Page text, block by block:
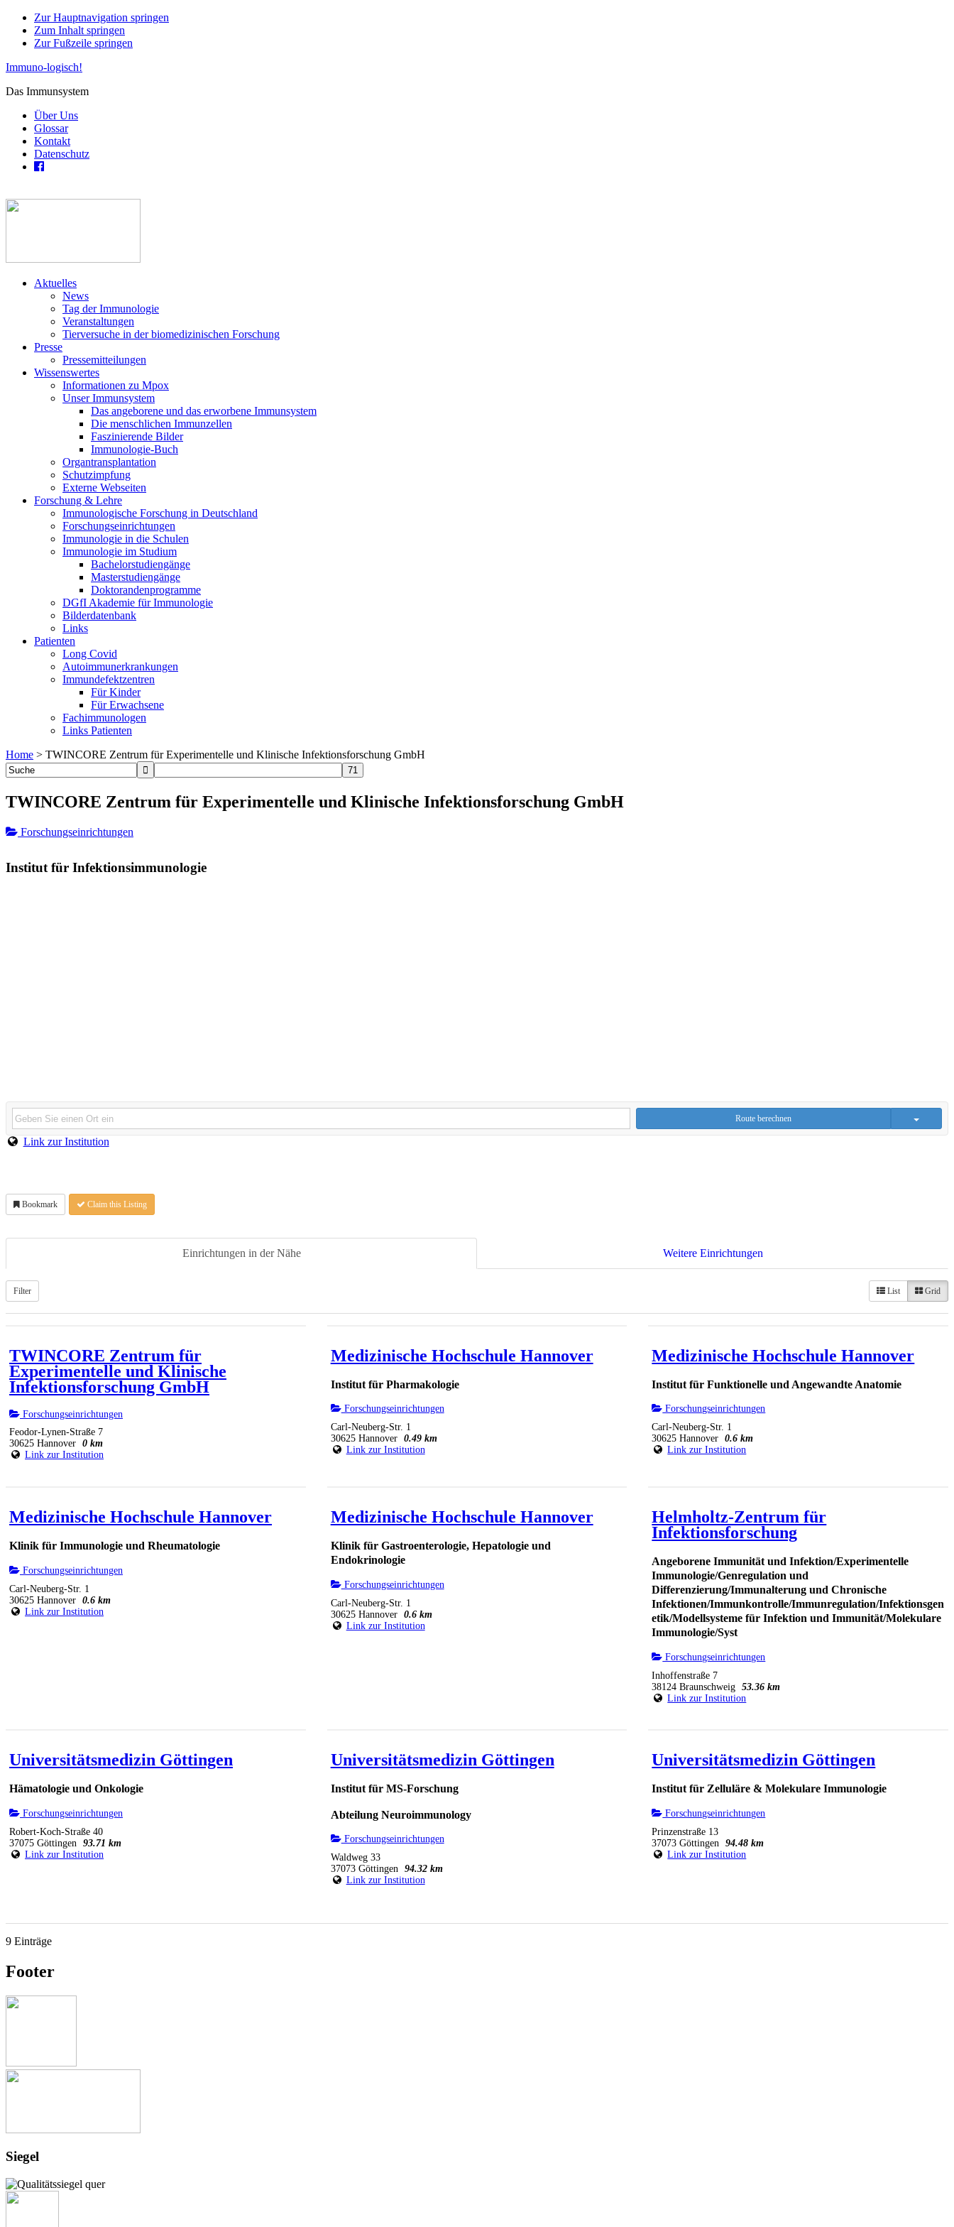
Zur Hauptnavigation springen
Zum Inhalt springen
Zur Fußzeile springen
Immuno-logisch!
Das Immunsystem
Über Uns
Glossar
Kontakt
Datenschutz
Aktuelles
News
Tag der Immunologie
Veranstaltungen
Tierversuche in der biomedizinischen Forschung
Presse
Pressemitteilungen
Wissenswertes
Informationen zu Mpox
Unser Immunsystem
Das angeborene und das erworbene Immunsystem
Die menschlichen Immunzellen
Faszinierende Bilder
Immunologie-Buch
Organtransplantation
Schutzimpfung
Externe Webseiten
Forschung & Lehre
Immunologische Forschung in Deutschland
Forschungseinrichtungen
Immunologie in die Schulen
Immunologie im Studium
Bachelorstudiengänge
Masterstudiengänge
Doktorandenprogramme
DGfI Akademie für Immunologie
Bilderdatenbank
Links
Patienten
Long Covid
Autoimmunerkrankungen
Immundefektzentren
Für Kinder
Für Erwachsene
Fachimmunologen
Links Patienten
Home > TWINCORE Zentrum für Experimentelle und Klinische Infektionsforschung GmbH
TWINCORE Zentrum für Experimentelle und Klinische Infektionsforschung GmbH
Forschungseinrichtungen
Institut für Infektionsimmunologie
Route berechnen
Link zur Institution
Bookmark Claim this Listing
Einrichtungen in der Nähe Weitere Einrichtungen
Filter List Grid
TWINCORE Zentrum für
Experimentelle und Klinische
Infektionsforschung GmbH
Forschungseinrichtungen
Feodor-Lynen-Straße 7
30625 Hannover 0 km
Link zur Institution
Medizinische Hochschule Hannover
Institut für Pharmakologie
Forschungseinrichtungen
Carl-Neuberg-Str. 1
30625 Hannover
0.49 km
Link zur Institution
Medizinische Hochschule Hannover
Institut für Funktionelle und Angewandte Anatomie
Forschungseinrichtungen
Carl-Neuberg-Str. 1
30625 Hannover
0.6 km
Link zur Institution
Medizinische Hochschule Hannover
Klinik für Immunologie und Rheumatologie
Forschungseinrichtungen
Carl-Neuberg-Str. 1
30625 Hannover 0.6 km
Link zur Institution
Medizinische Hochschule Hannover
Klinik für Gastroenterologie, Hepatologie und
Endokrinologie
Forschungseinrichtungen
Carl-Neuberg-Str. 1
30625 Hannover
0.6 km
Link zur Institution
Helmholtz-Zentrum für
Infektionsforschung
Angeborene Immunität und Infektion/Experimentelle
Immunologie/Genregulation und
Differenzierung/Immunalterung und Chronische
Infektionen/Immunkontrolle/Immunregulation/Infektionsgen
etik/Modellsysteme für Infektion und Immunität/Molekulare
Immunologie/Syst
Forschungseinrichtungen
Inhoffenstraße 7
38124 Braunschweig
53.36 km
Link zur Institution
Universitätsmedizin Göttingen
Hämatologie und Onkologie
Forschungseinrichtungen
Robert-Koch-Straße 40
37075 Göttingen
93.71 km
Link zur Institution
Universitätsmedizin Göttingen
Institut für MS-Forschung
Abteilung Neuroimmunology
Forschungseinrichtungen
Waldweg 33
37073 Göttingen
94.32 km
Link zur Institution
Universitätsmedizin Göttingen
Institut für Zelluläre & Molekulare Immunologie
Forschungseinrichtungen
Prinzenstraße 13
37073 Göttingen
94.48 km
Link zur Institution
9 Einträge
Footer
Siegel